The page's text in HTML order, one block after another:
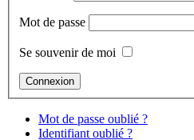
Mot de passe
Se souvenir de moi
Mot de passe oublié ?
Identifiant oublié ?